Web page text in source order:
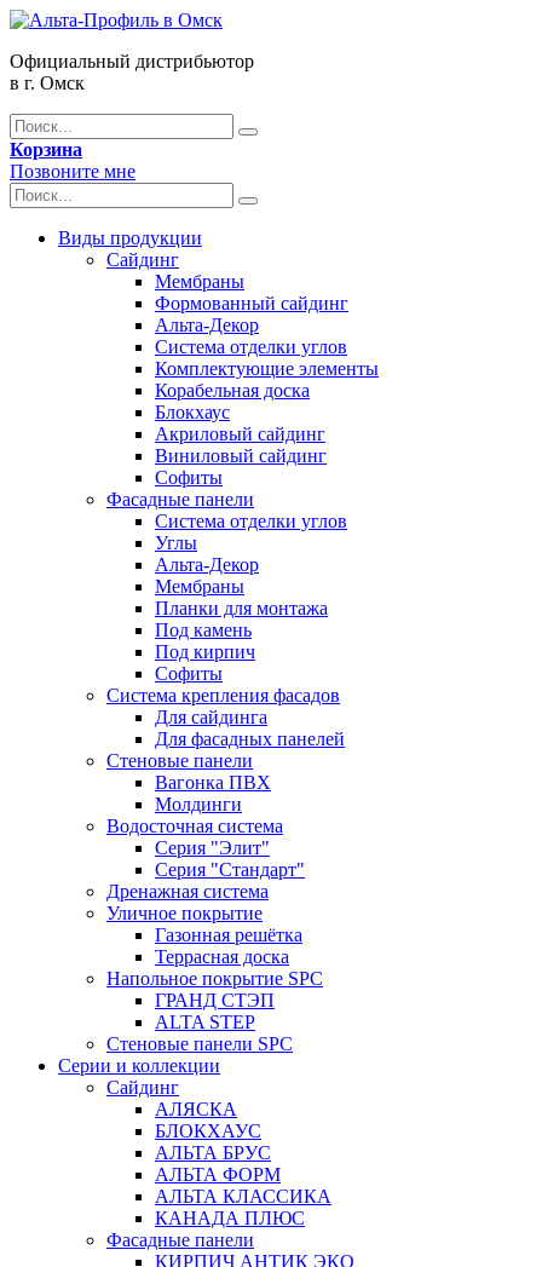
Официальный дистрибьютор
в г. Омск
Корзина
Позвоните мне
Виды продукции
Сайдинг
Мембраны
Формованный сайдинг
Альта-Декор
Система отделки углов
Комплектующие элементы
Корабельная доска
Блокхаус
Акриловый сайдинг
Виниловый сайдинг
Софиты
Фасадные панели
Система отделки углов
Углы
Альта-Декор
Мембраны
Планки для монтажа
Под камень
Под кирпич
Софиты
Система крепления фасадов
Для сайдинга
Для фасадных панелей
Стеновые панели
Вагонка ПВХ
Молдинги
Водосточная система
Серия "Элит"
Серия "Стандарт"
Дренажная система
Уличное покрытие
Газонная решётка
Террасная доска
Напольное покрытие SPC
ГРАНД СТЭП
ALTA STEP
Стеновые панели SPC
Серии и коллекции
Сайдинг
АЛЯСКА
БЛОКХАУС
АЛЬТА БРУС
АЛЬТА ФОРМ
АЛЬТА КЛАССИКА
КАНАДА ПЛЮС
Фасадные панели
КИРПИЧ АНТИК ЭКО